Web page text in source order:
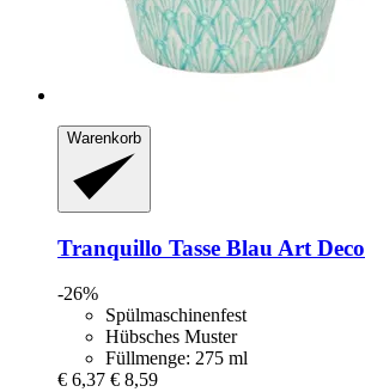
Warenkorb
Tranquillo Tasse Blau Art Deco
-26%
Spülmaschinenfest
Hübsches Muster
Füllmenge: 275 ml
€ 6,37 € 8,59